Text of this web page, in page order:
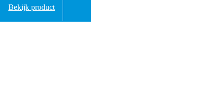
Bekijk product